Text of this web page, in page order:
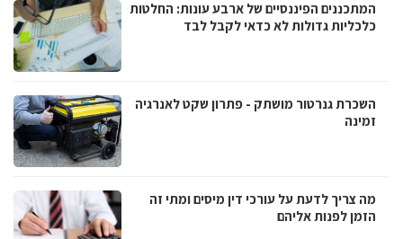
המתכננים הפיננסיים של ארבע עונות: החלטות
כלכליות גדולות לא כדאי לקבל לבד
השכרת גנרטור מושתק - פתרון שקט לאנרגיה
זמינה
מה צריך לדעת על עורכי דין מיסים ומתי זה
הזמן לפנות אליהם